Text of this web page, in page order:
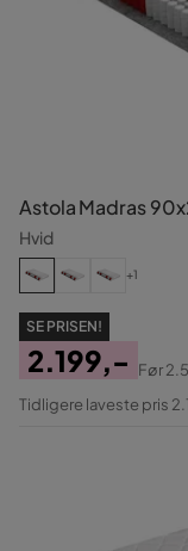
Astola Madras
Hvid
+1
SE PRISEN!
Pris
2.199,-
Original
Før
Tidligere laveste pris